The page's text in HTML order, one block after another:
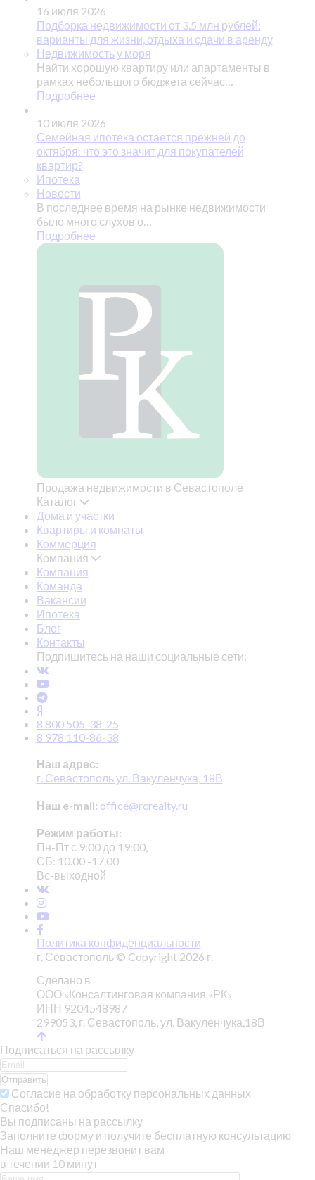
16 июля 2026
Подборка недвижимости от 3.5 млн рублей:
варианты для жизни, отдыха и сдачи в аренду
Недвижимость у моря
Найти хорошую квартиру или апартаменты в
рамках небольшого бюджета сейчас…
Подробнее
10 июля 2026
Семейная ипотека остаётся прежней до
октября: что это значит для покупателей
квартир?
Ипотека
Новости
В последнее время на рынке недвижимости
было много слухов о…
Подробнее
Продажа недвижимости в Севастополе
Каталог
Дома и участки
Квартиры и комнаты
Коммерция
Компания
Компания
Команда
Вакансии
Ипотека
Блог
Контакты
Подпишитесь на наши социальные сети:
8 800 505-38-25
8 978 110-86-38
Наш адрес:
г. Севастополь ул. Вакуленчука, 18В
Наш e-mail: office@rcrealty.ru
Режим работы:
Пн-Пт с 9:00 до 19:00,
СБ: 10.00 -17.00
Вс-выходной
Политика конфиденциальности
г. Севастополь © Copyright 2026 г.
Сделано в
ООО «Консалтинговая компания «РК»
ИНН 9204548987
299053, г. Севастополь, ул. Вакуленчука,18В
Подписаться на рассылку
Отправить
Согласие на обработку персональных данных
Спасибо!
Вы подписаны на рассылку
Заполните форму и получите бесплатную консультацию
Наш менеджер перезвонит вам
в течении 10 минут